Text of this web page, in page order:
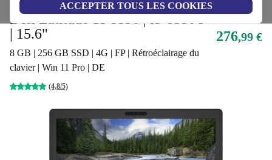
ACCEPTER TOUS LES COOKIES
Dell Latitude 15 5590 | i5-8350U
| 15.6"
8 GB | 256 GB SSD | 4G | FP | Rétroéclairage du
clavier | Win 11 Pro | DE
(4,8/5)
276,99 €